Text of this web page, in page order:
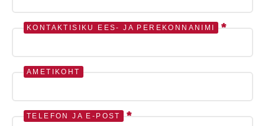
KONTAKTISIKU EES- JA PEREKONNANIMI *
AMETIKOHT
TELEFON JA E-POST *